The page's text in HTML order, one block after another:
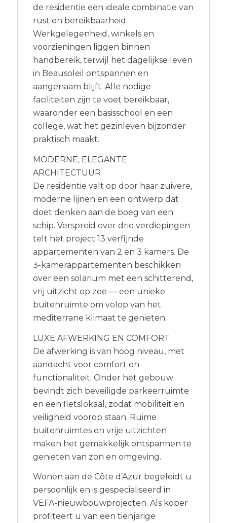
de residentie een ideale combinatie van
rust en bereikbaarheid.
Werkgelegenheid, winkels en
voorzieningen liggen binnen
handbereik, terwijl het dagelijkse leven
in Beausoleil ontspannen en
aangenaam blijft. Alle nodige
faciliteiten zijn te voet bereikbaar,
waaronder een basisschool en een
college, wat het gezinleven bijzonder
praktisch maakt.
MODERNE, ELEGANTE
ARCHITECTUUR
De residentie valt op door haar zuivere,
moderne lijnen en een ontwerp dat
doet denken aan de boeg van een
schip. Verspreid over drie verdiepingen
telt het project 13 verfijnde
appartementen van 2 en 3 kamers. De
3-kamerappartementen beschikken
over een solarium met een schitterend,
vrij uitzicht op zee — een unieke
buitenruimte om volop van het
mediterrane klimaat te genieten.
LUXE AFWERKING EN COMFORT
De afwerking is van hoog niveau, met
aandacht voor comfort en
functionaliteit. Onder het gebouw
bevindt zich beveiligde parkeerruimte
en een fietslokaal, zodat mobiliteit en
veiligheid voorop staan. Ruime
buitenruimtes en vrije uitzichten
maken het gemakkelijk ontspannen te
genieten van zon en omgeving.
Wonen aan de Côte d’Azur begeleidt u
persoonlijk en is gespecialiseerd in
VEFA-nieuwbouwprojecten. Als koper
profiteert u van een tienjarige